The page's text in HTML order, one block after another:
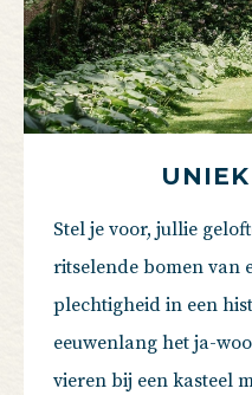
Stel je voor, jullie
ritselende bomen van
plechtigheid in een
eeuwenlang het ja-
vieren bij een kasteel